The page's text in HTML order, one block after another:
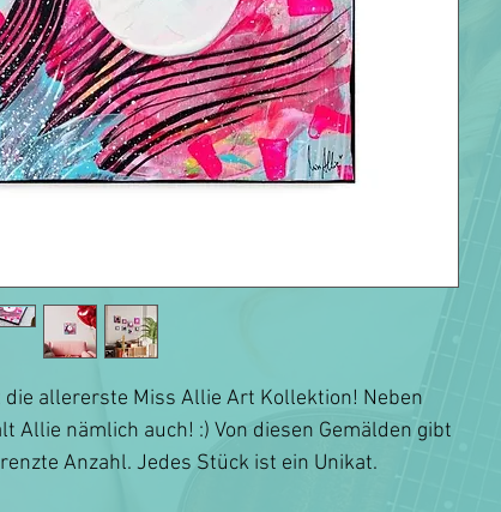
die allererste Miss Allie Art Kollektion! Neben
Allie nämlich auch! :) Von diesen Gemälden gibt
Anzahl. Jedes Stück ist ein Unikat.